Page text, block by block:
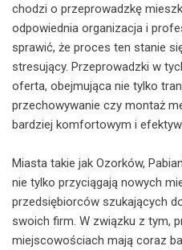
chodzi o przeprowadzkę
odpowiednia organizacja i
sprawić, że proces ten stanie
stresujący. Przeprowadzki w
oferta, obejmująca nie tylko
przechowywanie czy montaż
bardziej komfortowym i
Miasta takie jak Ozorków,
nie tylko przyciągają nowych
przedsiębiorców szukających
swoich firm. W związku z tym,
miejscowościach mają coraz